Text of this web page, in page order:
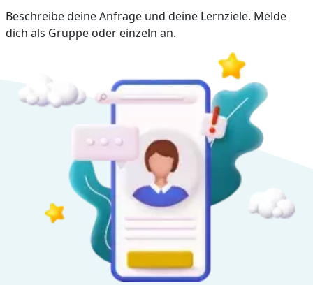
Beschreibe deine Anfrage und deine Lernziele. Melde
dich als Gruppe oder einzeln an.